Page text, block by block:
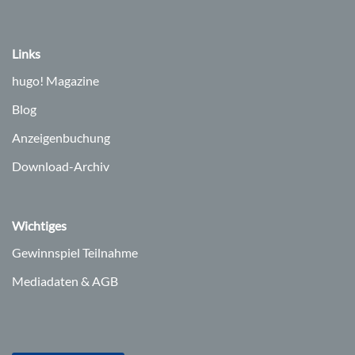
Links
hugo! Magazine
Blog
Anzeigenbuchung
Download-Archiv
Wichtiges
Gewinnspiel Teilnahme
Mediadaten & AGB